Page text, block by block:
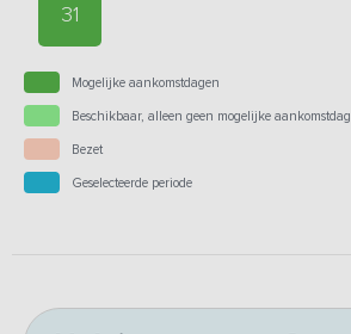
31
Mogelijke aankomstdagen
Beschikbaar, alleen geen mogelijke aankomstdag
Bezet
Geselecteerde periode